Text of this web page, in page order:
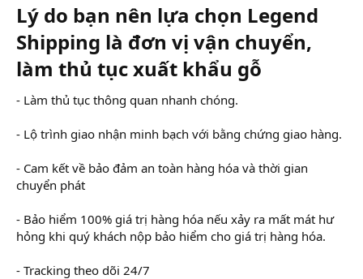
Lý do bạn nên lựa chọn Legend
Shipping là đơn vị vận chuyển,
làm thủ tục xuất khẩu gỗ
- Làm thủ tục thông quan nhanh chóng.
- Lộ trình giao nhận minh bạch với bằng chứng giao hàng.
- Cam kết về bảo đảm an toàn hàng hóa và thời gian
chuyển phát
- Bảo hiểm 100% giá trị hàng hóa nếu xảy ra mất mát hư
hỏng khi quý khách nộp bảo hiểm cho giá trị hàng hóa.
- Tracking theo dõi 24/7